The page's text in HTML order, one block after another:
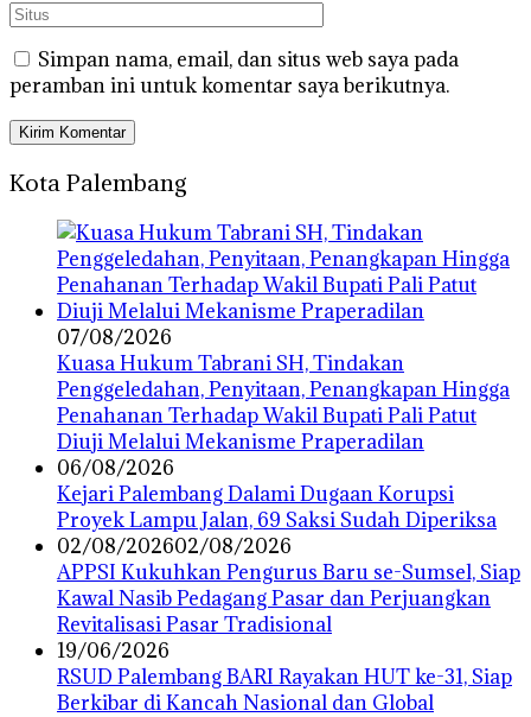
Simpan nama, email, dan situs web saya pada
peramban ini untuk komentar saya berikutnya.
Kota Palembang
07/08/2026
‎Kuasa Hukum Tabrani SH, Tindakan
Penggeledahan, Penyitaan, Penangkapan Hingga
Penahanan Terhadap Wakil Bupati Pali Patut
Diuji Melalui Mekanisme Praperadilan
06/08/2026
Kejari Palembang Dalami Dugaan Korupsi
Proyek Lampu Jalan, 69 Saksi Sudah Diperiksa
02/08/202602/08/2026
APPSI Kukuhkan Pengurus Baru se-Sumsel, Siap
Kawal Nasib Pedagang Pasar dan Perjuangkan
Revitalisasi Pasar Tradisional
19/06/2026
RSUD Palembang BARI Rayakan HUT ke-31, Siap
Berkibar di Kancah Nasional dan Global